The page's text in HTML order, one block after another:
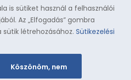
Zoltán Olimpiai Hagyományörző
is sütiket használ a felhasználói
Az „Elfogadás” gombra
sütik létrehozásához.Sütikezelési
Köszönöm, nem